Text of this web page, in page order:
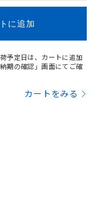
に追加
予定日は、カートに追加
期の確認」画面にてご確
カートをみる